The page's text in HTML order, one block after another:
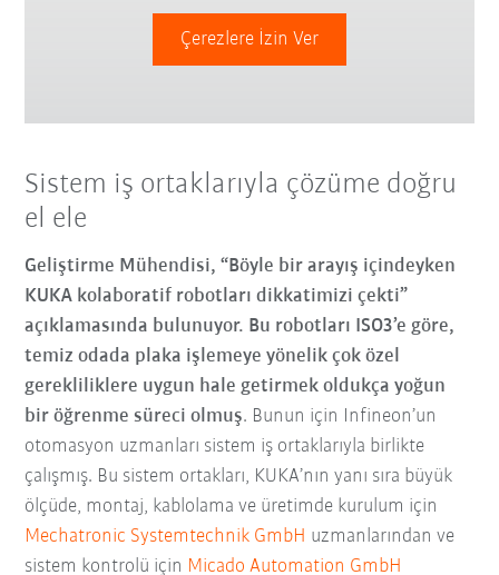
Çerezlere İzin Ver
Sistem iş ortaklarıyla çözüme doğru
el ele
Geliştirme Mühendisi, “Böyle bir arayış içindeyken
KUKA kolaboratif robotları dikkatimizi çekti”
açıklamasında bulunuyor. Bu robotları ISO3’e göre,
temiz odada plaka işlemeye yönelik çok özel
gerekliliklere uygun hale getirmek oldukça yoğun
bir öğrenme süreci olmuş. Bunun için Infineon’un
otomasyon uzmanları sistem iş ortaklarıyla birlikte
çalışmış. Bu sistem ortakları, KUKA’nın yanı sıra büyük
ölçüde, montaj, kablolama ve üretimde kurulum için
Mechatronic Systemtechnik GmbH uzmanlarından ve
sistem kontrolü için Micado Automation GmbH